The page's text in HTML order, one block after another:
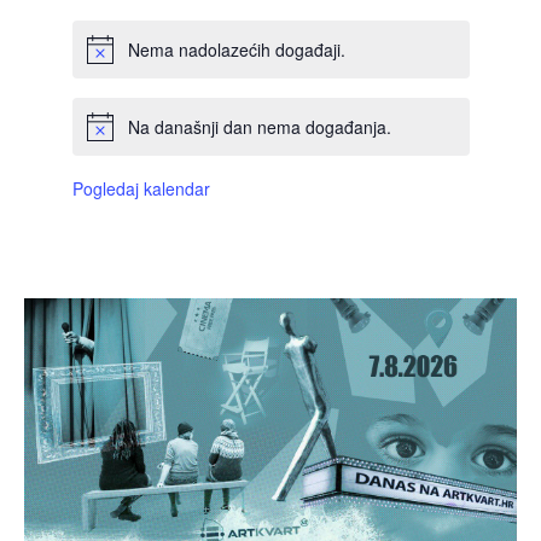
Nema nadolazećih događaji.
Na današnji dan nema događanja.
Pogledaj kalendar